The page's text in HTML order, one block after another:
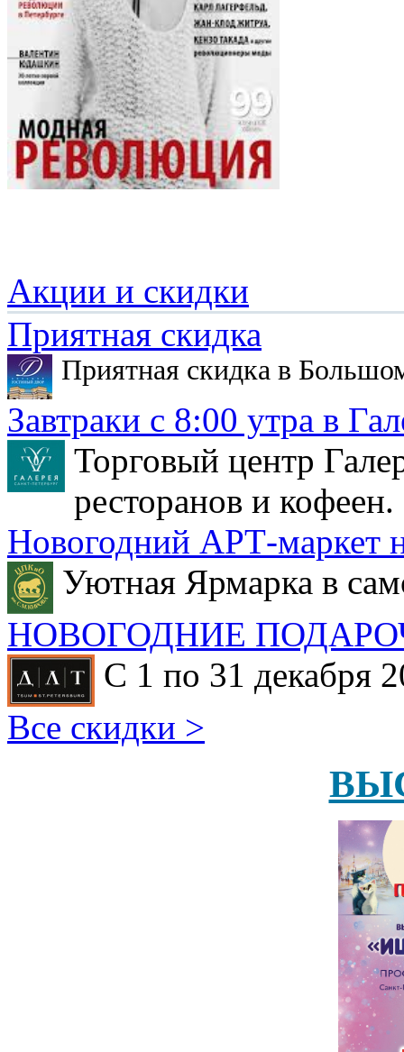
Акции и скидки
Приятная скидка
Приятная скидка в
Завтраки с 8:00 утра в
Торговый центр
ресторанов и кофеен.
Новогодний АРТ-маркет
Уютная Ярмарка в
НОВОГОДНИЕ
С 1 по 31 декабря
Все скидки >